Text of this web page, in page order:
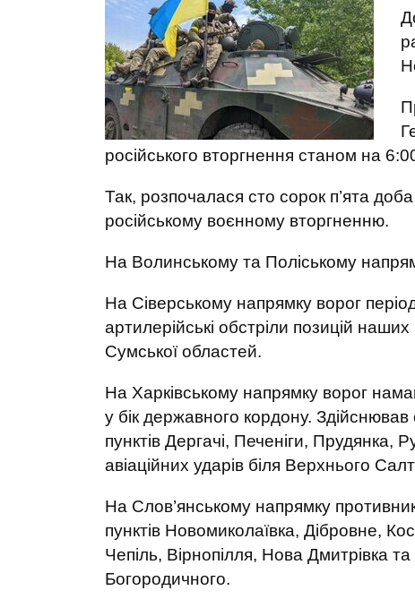
російського вторгнення станом на
Так, розпочалася сто сорок п’ята доба
російському воєнному вторгненню.
На Волинському та Поліському
На Сіверському напрямку ворог
артилерійські обстріли позицій
Сумської областей.
На Харківському напрямку ворог
у бік державного кордону.
пунктів Дергачі, Печеніги,
авіаційних ударів біля Верхнього
На Слов’янському напрямку
пунктів Новомиколаївка, Дібровне,
Чепіль, Вірнопілля, Нова Дмитрівка
Богородичного.